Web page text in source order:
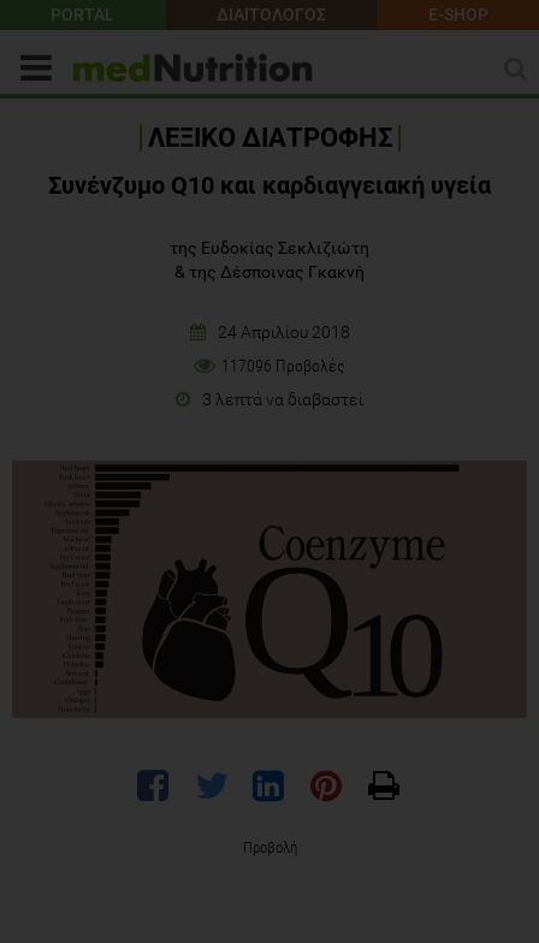
PORTAL ΔΙΑΙΤΟΛΟΓΟΣ E-SHOP
ΛΕΞΙΚΟ ΔΙΑΤΡΟΦΗΣ
Συνένζυμο Q10 και καρδιαγγειακή υγεία
της Ευδοκίας Σεκλιζιώτη
& της Δέσποινας Γκακνή
24 Απριλίου 2018
117096 Προβολές
3 λεπτά να διαβαστεί
Προβολή